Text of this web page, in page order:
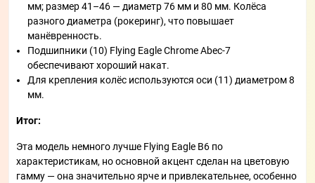
мм; размер 41–46 — диаметр 76 мм и 80 мм. Колёса
разного диаметра (рокеринг), что повышает
манёвренность.
Подшипники (10) Flying Eagle Chrome Abec-7
обеспечивают хороший накат.
Для крепления колёс используются оси (11) диаметром 8
мм.
Итог:
Эта модель немного лучше Flying Eagle B6 по
характеристикам, но основной акцент сделан на цветовую
гамму — она значительно ярче и привлекательнее, особенно